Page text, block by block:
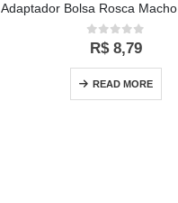
Adaptador Bolsa Rosca
0out of 5
R$8,79
READ MORE